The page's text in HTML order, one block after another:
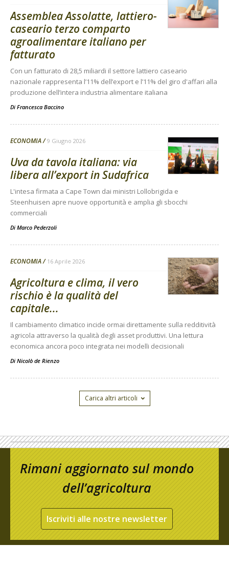
Assemblea Assolatte, lattiero-
caseario terzo comparto
agroalimentare italiano per
fatturato
Con un fatturato di 28,5 miliardi il settore lattiero caseario
nazionale rappresenta l’11% dell’export e l’11% del giro d'affari alla
produzione dell’intera industria alimentare italiana
Di Francesca Baccino
ECONOMIA 9 Giugno 2026
Uva da tavola italiana: via
libera all’export in Sudafrica
L'intesa firmata a Cape Town dai ministri Lollobrigida e
Steenhuisen apre nuove opportunità e amplia gli sbocchi
commerciali
Di Marco Pederzoli
ECONOMIA 16 Aprile 2026
Agricoltura e clima, il vero
rischio è la qualità del
capitale...
Il cambiamento climatico incide ormai direttamente sulla redditività
agricola attraverso la qualità degli asset produttivi. Una lettura
economica ancora poco integrata nei modelli decisionali
Di Nicolò de Rienzo
Carica altri articoli
Rimani aggiornato sul mondo
dell’agricoltura
Iscriviti alle nostre newsletter